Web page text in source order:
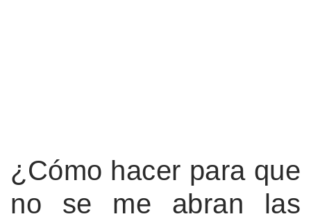
¿Cómo hacer para que
no se me abran las